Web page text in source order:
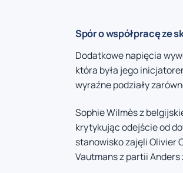
Spór o współpracę ze
Dodatkowe napięcia
która była jego
wyraźne podziały
Sophie Wilmès z
krytykując odejście od
stanowisko zajęli Olivier
Vautmans z partii Anders